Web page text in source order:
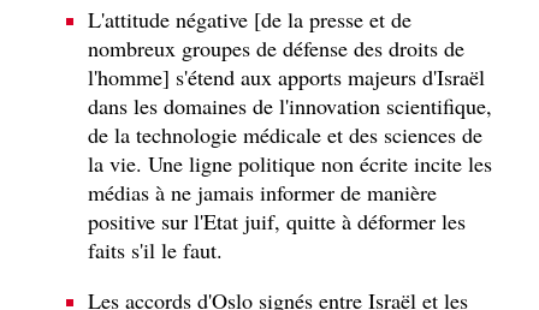
L'attitude négative [de la presse et de
nombreux groupes de défense des droits de
l'homme] s'étend aux apports majeurs d'Israël
dans les domaines de l'innovation scientifique,
de la technologie médicale et des sciences de
la vie. Une ligne politique non écrite incite les
médias à ne jamais informer de manière
positive sur l'Etat juif, quitte à déformer les
faits s'il le faut.
Les accords d'Oslo signés entre Israël et les